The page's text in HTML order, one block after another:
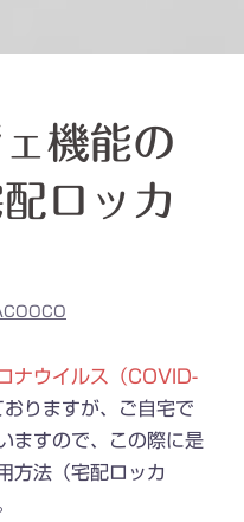
機能の
ロッカ
ナウイルス（COVID-
おりますが、ご自宅で
ますので、この際に是
方法（宅配ロッカ